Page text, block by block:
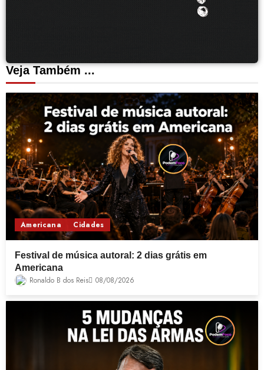
Veja Também ...
Americana Cidades
Festival de música autoral: 2 dias grátis em
Americana
Ronaldo B dos Reis 08/08/2026